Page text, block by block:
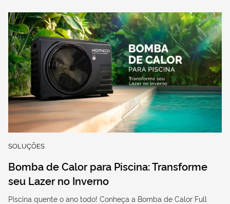
SOLUÇÕES
Bomba de Calor para Piscina: Transforme
seu Lazer no Inverno
Piscina quente o ano todo! Conheça a Bomba de Calor Full